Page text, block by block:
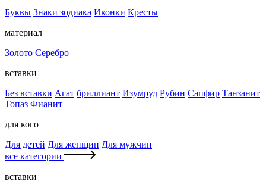
Буквы Знаки зодиака Иконки Кресты
материал
Золото Серебро
вставки
Без вставки Агат бриллиант Изумруд Рубин Сапфир Танзанит
Топаз Фианит
для кого
Для детей Для женщин Для мужчин
все категории
вставки